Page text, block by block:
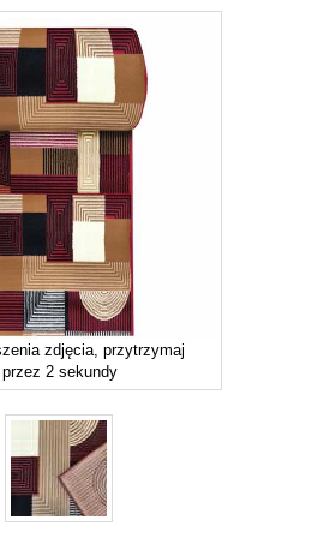
zdjęcia, przytrzymaj
2 sekundy